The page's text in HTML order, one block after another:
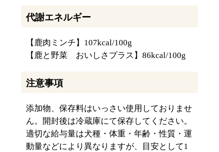
代謝エネルギー
【鹿肉ミンチ】107kcal/100g
【鹿と野菜 おいしさプラス】86kcal/100g
注意事項
添加物、保存料はいっさい使用しておりませ
ん。開封後は冷蔵庫にて保存してください。
適切な給与量は犬種・体重・年齢・性質・運
動量などにより異なりますが、目安として1